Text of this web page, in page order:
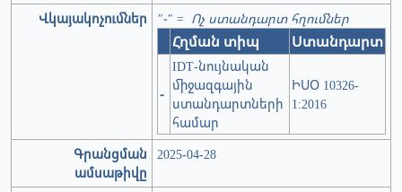
Վկայակոչումներ
"-" = Ոչ ստանդարտ հղումներ
Հղման տիպ Ստանդարտ
-
IDT-նույնական
միջազգային
ստանդարտների
համար
ԻՍՕ 10326-
1:2016
Գրանցման
ամսաթիվը
2025-04-28